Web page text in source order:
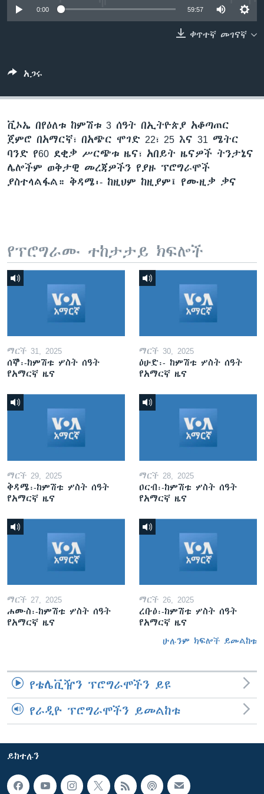
0:00 59:57
ቀጥተኛ መገናኛ
አጋሩ
ቪኦኤ በየዕለቱ ከምሽቱ 3 ሰዓት በኢትዮጵያ አቆጣጠር
ጀምሮ በአማርኛ፣ በአጭር ሞገድ 22፣ 25 እና 31 ሜትር
ባንድ የ60 ደቂቃ ሥርጭቱ ዜና፣ አበይት ዜናዎች ትንታኔና
ሌሎችም ወቅታዊ መረጃዎችን የያዙ ፕሮግራሞች
ያስተላልፋል። ቅዳሜ፡- ከዚህም ከዚያም፤ የሙዚቃ ቃና
የፕሮግራሙ ተከታታይ ክፍሎች
ማርች 31, 2025
ሰኞ፡-ከምሽቱ ሦስት ሰዓት
የአማርኛ ዜና
ማርች 30, 2025
ዕሁድ፡- ከምሽቱ ሦስት ሰዓት
የአማርኛ ዜና
ማርች 29, 2025
ቅዳሜ፡-ከምሽቱ ሦስት ሰዓት
የአማርኛ ዜና
ማርች 28, 2025
ዐርብ፡-ከምሽቱ ሦስት ሰዓት
የአማርኛ ዜና
ማርች 27, 2025
ሐሙስ፡-ከምሽቱ ሦስት ሰዓት
የአማርኛ ዜና
ማርች 26, 2025
ረቡዕ፡-ከምሽቱ ሦስት ሰዓት
የአማርኛ ዜና
ሁሉንም ክፍሎች ይመልከቱ
የቴሌቪዥን ፕሮግራሞችን ይዩ
የራዲዮ ፕሮግራሞችን ይመልከቱ
ይከተሉን